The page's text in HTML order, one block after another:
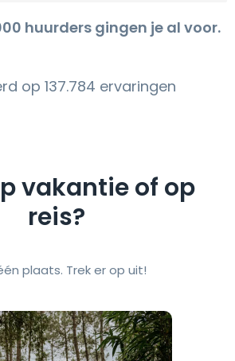
huurders gingen je al voor.
op 137.784 ervaringen
vakantie of op
reis?
plaats. Trek er op uit!